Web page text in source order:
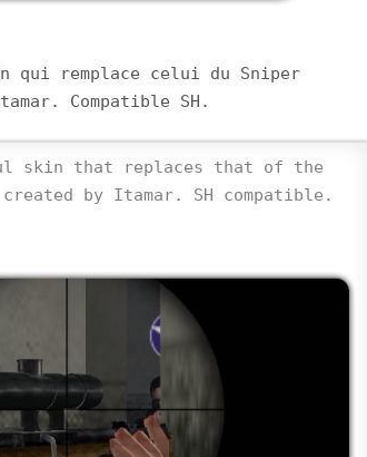
qui remplace celui du Sniper
Compatible SH.
skin that replaces that of the
by Itamar. SH compatible.